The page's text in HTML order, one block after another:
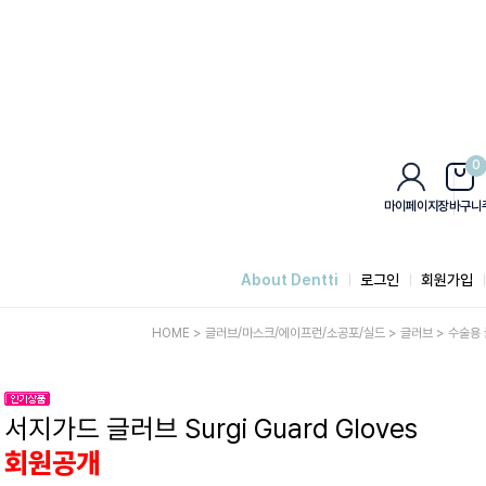
마이페이지
0
장바구니
About Dentti 로그인 회원가입
HOME > 글러브/마스크/에이프런/소공포/실드 > 글러브 > 수술용
서지가드 글러브 Surgi Guard Gloves
회원공개